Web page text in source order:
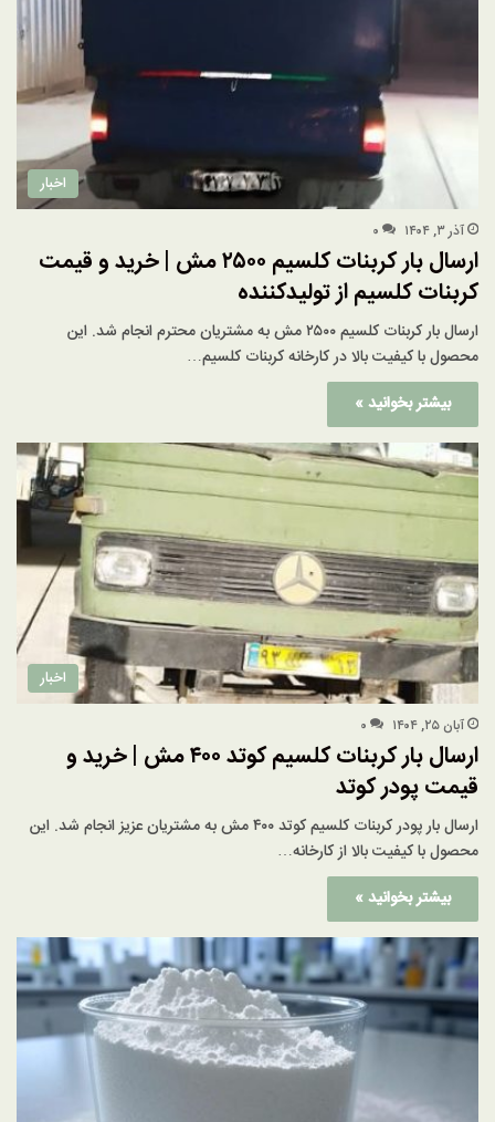
اخبار
آذر ۳, ۱۴۰۴ ۰
ارسال بار کربنات کلسیم ۲۵۰۰ مش | خرید و قیمت
کربنات کلسیم از تولیدکننده
ارسال بار کربنات کلسیم ۲۵۰۰ مش به مشتریان محترم انجام شد. این
محصول با کیفیت بالا در کارخانه کربنات کلسیم…
بیشتر بخوانید »
اخبار
آبان ۲۵, ۱۴۰۴ ۰
ارسال بار کربنات کلسیم کوتد ۴۰۰ مش | خرید و
قیمت پودر کوتد
ارسال بار پودر کربنات کلسیم کوتد ۴۰۰ مش به مشتریان عزیز انجام شد. این
محصول با کیفیت بالا از کارخانه…
بیشتر بخوانید »